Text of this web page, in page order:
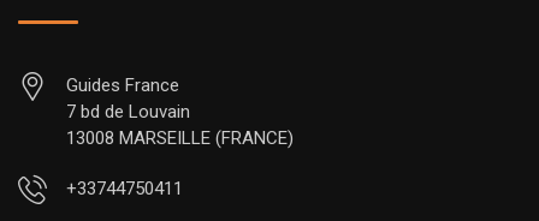
Guides France
7 bd de Louvain
13008 MARSEILLE (FRANCE)
+33744750411